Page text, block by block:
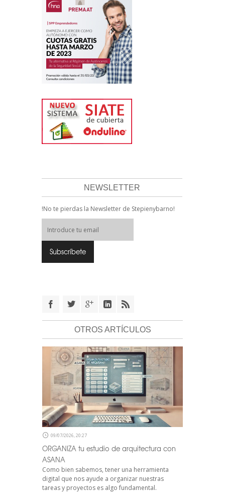
NEWSLETTER
!No te pierdas la Newsletter de Stepienybarno!
OTROS ARTÍCULOS
09/07/2026, 20:27
ORGANIZA tu estudio de arquitectura con
ASANA
Como bien sabemos, tener una herramienta
digital que nos ayude a organizar nuestras
tareas y proyectos es algo fundamental.